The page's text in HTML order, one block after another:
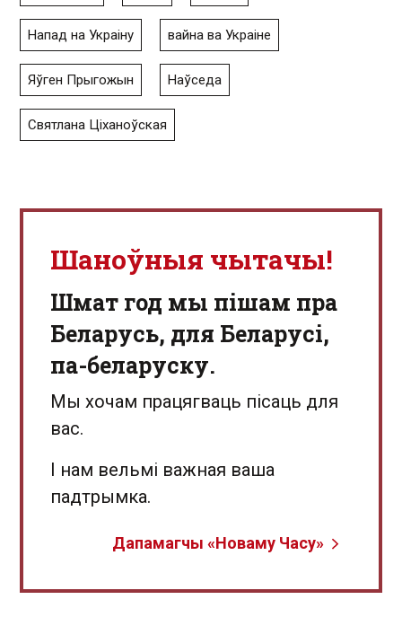
Напад на Украіну вайна ва Украіне
Яўген Прыгожын Наўседа
Святлана Ціханоўская
Шаноўныя чытачы!
Шмат год мы пішам пра
Беларусь, для Беларусі,
па-беларуску.
Мы хочам працягваць пісаць для
вас.
І нам вельмі важная ваша
падтрымка.
Дапамагчы «Новаму Часу»